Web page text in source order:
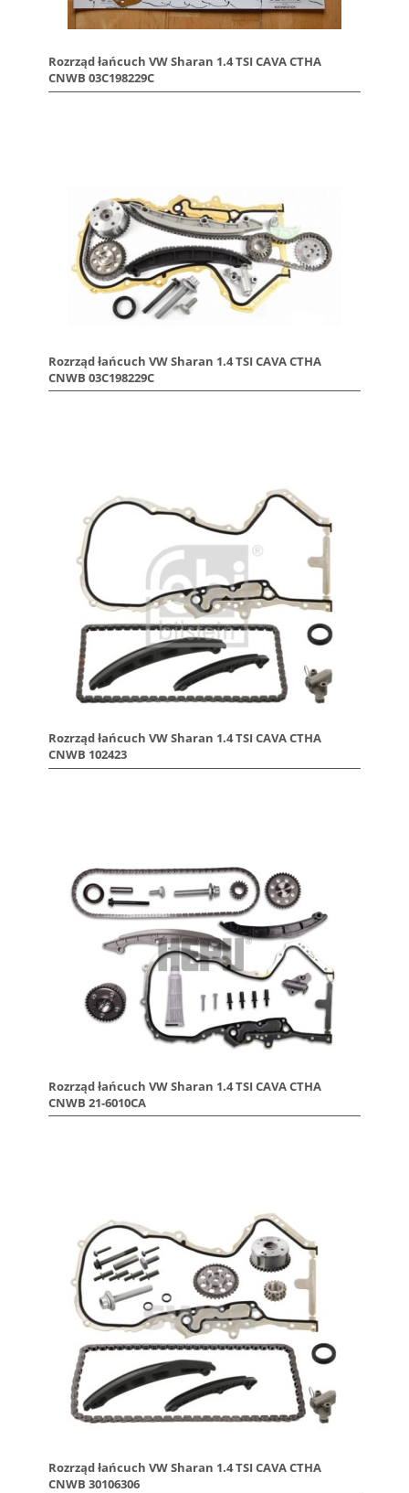
Rozrząd łańcuch VW Sharan 1.4 TSI CAVA CTHA
CNWB 03C198229C
Rozrząd łańcuch VW Sharan 1.4 TSI CAVA CTHA
CNWB 03C198229C
Rozrząd łańcuch VW Sharan 1.4 TSI CAVA CTHA
CNWB 102423
Rozrząd łańcuch VW Sharan 1.4 TSI CAVA CTHA
CNWB 21-6010CA
Rozrząd łańcuch VW Sharan 1.4 TSI CAVA CTHA
CNWB 30106306